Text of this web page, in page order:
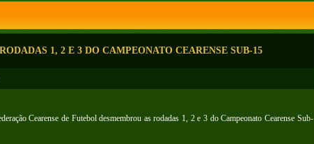
1, 2 E 3 DO CAMPEONATO CEARENSE SUB-15
Cearense de Futebol desmembrou as rodadas 1, 2 e 3 do Campeonato Cearense Sub-